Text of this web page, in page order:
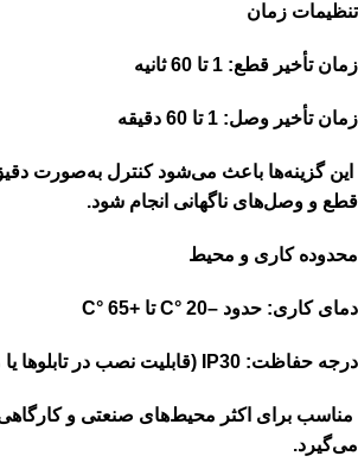
تنظیمات زمان
زمان تأخیر قطع: 1 تا 60 ثانیه
زمان تأخیر وصل: 1 تا 60 دقیقه
این گزینه‌ها باعث می‌شود کنترل به‌صورت
قطع و وصل‌های ناگهانی انجام شود.
محدوده کاری و محیط
دمای کاری: حدود –20 °C تا +65 °C
درجه حفاظت: IP30 (قابلیت نصب در تابلوها یا محیط‌های خشک)
مناسب برای اکثر محیط‌های صنعتی و کارگاهی
می‌گیرد.